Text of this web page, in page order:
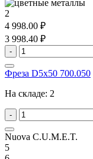
2
4 998.00 ₽
3 998.40 ₽
-
Фреза D5x50 700.050
На складе: 2
-
Nuova C.U.M.E.T.
5